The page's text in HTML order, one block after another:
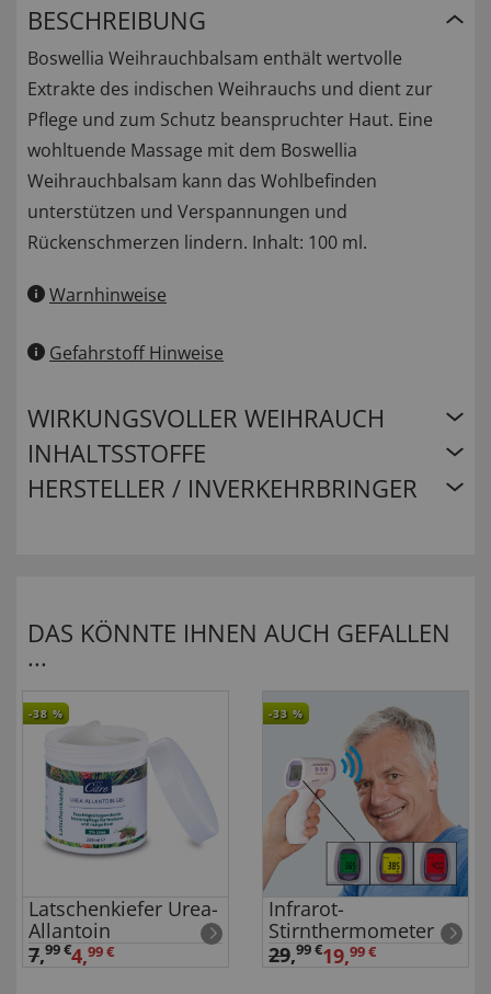
BESCHREIBUNG
Boswellia Weihrauchbalsam enthält wertvolle
Extrakte des indischen Weihrauchs und dient zur
Pflege und zum Schutz beanspruchter Haut. Eine
wohltuende Massage mit dem Boswellia
Weihrauchbalsam kann das Wohlbefinden
unterstützen und Verspannungen und
Rückenschmerzen lindern. Inhalt: 100 ml.
Warnhinweise
Gefahrstoff Hinweise
WIRKUNGSVOLLER WEIHRAUCH
INHALTSSTOFFE
HERSTELLER / INVERKEHRBRINGER
DAS KÖNNTE IHNEN AUCH GEFALLEN
...
-38 %
Latschenkiefer Urea-
Allantoin
7,99 €4,99 €
-33 %
Infrarot-
Stirnthermometer
29,99 €19,99 €